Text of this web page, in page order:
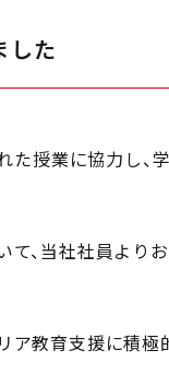
した
授業に協力し、
、当社社員より
ア教育支援に積極